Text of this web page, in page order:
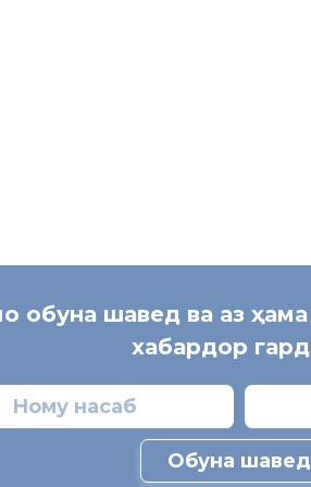
обуна шавед ва аз
хабардор
Обуна шавед